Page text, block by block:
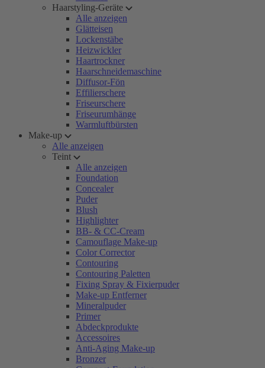
Haarstyling-Geräte
Alle anzeigen
Glätteisen
Lockenstäbe
Heizwickler
Haartrockner
Haarschneidemaschine
Diffusor-Fön
Effilierschere
Friseurschere
Friseurumhänge
Warmluftbürsten
Make-up
Alle anzeigen
Teint
Alle anzeigen
Foundation
Concealer
Puder
Blush
Highlighter
BB- & CC-Cream
Camouflage Make-up
Color Corrector
Contouring
Contouring Paletten
Fixing Spray & Fixierpuder
Make-up Entferner
Mineralpuder
Primer
Abdeckprodukte
Accessoires
Anti-Aging Make-up
Bronzer